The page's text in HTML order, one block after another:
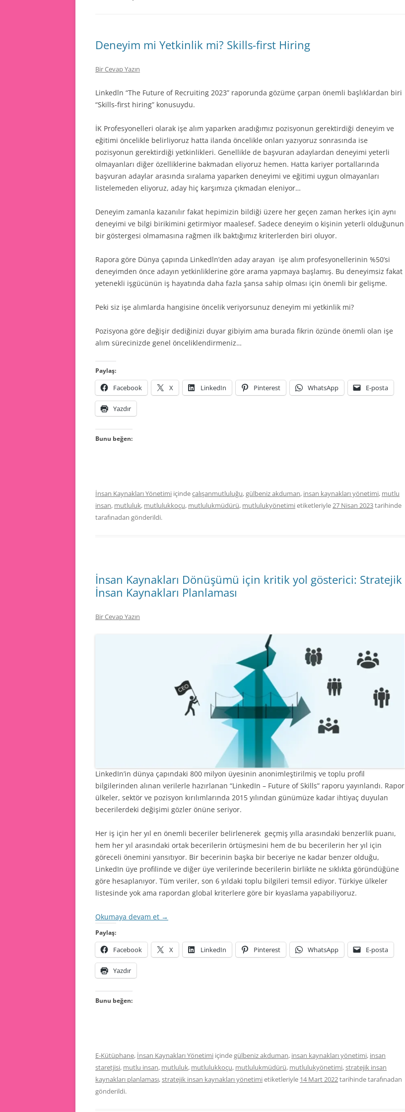
Deneyim mi Yetkinlik mi? Skills-first Hiring
Bir Cevap Yazın
Linkedln “The Future of Recruiting 2023” raporunda gözüme çarpan önemli başlıklardan biri
“Skills-first hiring” konusuydu.
İK Profesyonelleri olarak işe alım yaparken aradığımız pozisyonun gerektirdiği deneyim ve
eğitimi öncelikle belirliyoruz hatta ilanda öncelikle onları yazıyoruz sonrasında ise
pozisyonun gerektirdiği yetkinlikleri. Genellikle de başvuran adaylardan deneyimi yeterli
olmayanları diğer özelliklerine bakmadan eliyoruz hemen. Hatta kariyer portallarında
başvuran adaylar arasında sıralama yaparken deneyimi ve eğitimi uygun olmayanları
listelemeden eliyoruz, aday hiç karşımıza çıkmadan eleniyor…
Deneyim zamanla kazanılır fakat hepimizin bildiği üzere her geçen zaman herkes için aynı
deneyimi ve bilgi birikimini getirmiyor maalesef. Sadece deneyim o kişinin yeterli olduğunun
bir göstergesi olmamasına rağmen ilk baktığımız kriterlerden biri oluyor.
Rapora göre Dünya çapında Linkedln’den aday arayan işe alım profesyonellerinin %50’si
deneyimden önce adayın yetkinliklerine göre arama yapmaya başlamış. Bu deneyimsiz fakat
yetenekli işgücünün iş hayatında daha fazla şansa sahip olması için önemli bir gelişme.
Peki siz işe alımlarda hangisine öncelik veriyorsunuz deneyim mi yetkinlik mi?
Pozisyona göre değişir dediğinizi duyar gibiyim ama burada fikrin özünde önemli olan işe
alım sürecinizde genel önceliklendirmeniz…
Paylaş:
Facebook X LinkedIn Pinterest WhatsApp E-posta
Yazdır
Bunu beğen:
İnsan Kaynakları Yönetimi içindeçalışanmutluluğu,gülbeniz akduman, insan kaynakları yönetimi, mutlu
insan, mutluluk, mutlulukkoçu, mutlulukmüdürü, mutlulukyönetimietiketleriyle27 Nisan 2023tarihinde
tarafınadan gönderildi.
İnsan Kaynakları Dönüşümü için kritik yol gösterici: Stratejik
İnsan Kaynakları Planlaması
Bir Cevap Yazın
LinkedIn’in dünya çapındaki 800 milyon üyesinin anonimleştirilmiş ve toplu profil
bilgilerinden alınan verilerle hazırlanan “LinkedIn – Future of Skills” raporu yayınlandı. Rapor
ülkeler, sektör ve pozisyon kırılımlarında 2015 yılından günümüze kadar ihtiyaç duyulan
becerilerdeki değişimi gözler önüne seriyor.
Her iş için her yıl en önemli beceriler belirlenerek geçmiş yılla arasındaki benzerlik puanı,
hem her yıl arasındaki ortak becerilerin örtüşmesini hem de bu becerilerin her yıl için
göreceli önemini yansıtıyor. Bir becerinin başka bir beceriye ne kadar benzer olduğu,
LinkedIn üye profilinde ve diğer üye verilerinde becerilerin birlikte ne sıklıkta göründüğüne
göre hesaplanıyor. Tüm veriler, son 6 yıldaki toplu bilgileri temsil ediyor. Türkiye ülkeler
listesinde yok ama rapordan global kriterlere göre bir kıyaslama yapabiliyoruz.
Okumaya devam et →
Paylaş:
Facebook X LinkedIn Pinterest WhatsApp E-posta
Yazdır
Bunu beğen:
E-Kütüphane, İnsan Kaynakları Yönetimi içindegülbeniz akduman, insan kaynakları yönetimi, insan
staretjisi, mutlu insan, mutluluk, mutlulukkoçu, mutlulukmüdürü, mutlulukyönetimi,stratejik insan
kaynakları planlaması,stratejik insan kaynakları yönetimietiketleriyle 14 Mart 2022tarihindetarafınadan
gönderildi.